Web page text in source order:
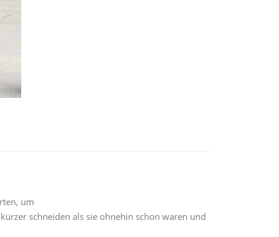
um
schneiden als sie ohnehin schon waren und